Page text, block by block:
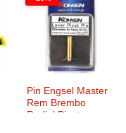
Pin Engsel Master
Rem Brembo
Radial Pivot